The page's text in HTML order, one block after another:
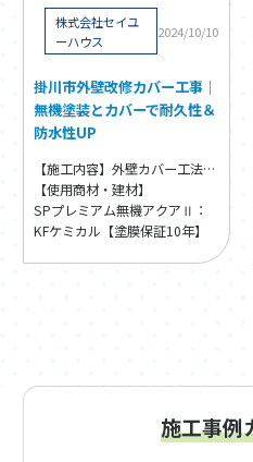
2024/10/10
株式会社セイユ
ーハウス
掛川市外壁改修カバー工事｜
無機塗装とカバーで耐久性＆
防水性UP
【施工内容】外壁カバー工法・外壁張替え
【使用商材・建材】
SPプレミアム無機アクアⅡ：
KFケミカル【塗膜保証10年】
施工事例